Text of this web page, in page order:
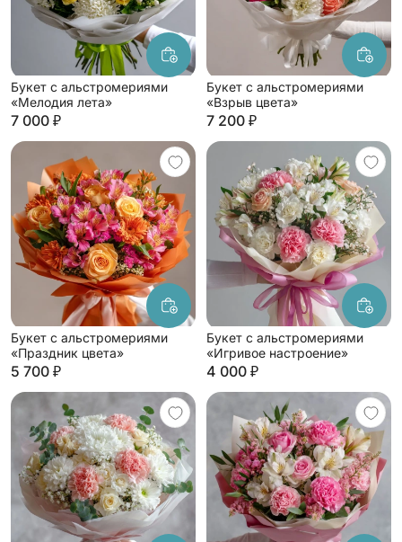
Букет с альстромериями
«Мелодия лета»
7 000 ₽
Букет с альстромериями
«Взрыв цвета»
7 200 ₽
Букет с альстромериями
«Праздник цвета»
5 700 ₽
Букет с альстромериями
«Игривое настроение»
4 000 ₽